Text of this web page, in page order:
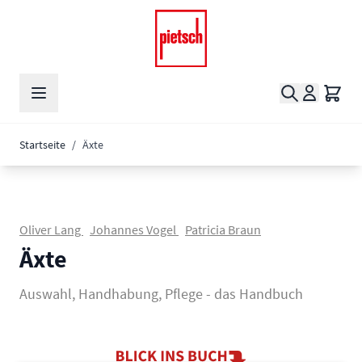
Suche
Startseite / Äxte
Oliver Lang Johannes Vogel Patricia Braun
Äxte
Auswahl, Handhabung, Pflege - das Handbuch